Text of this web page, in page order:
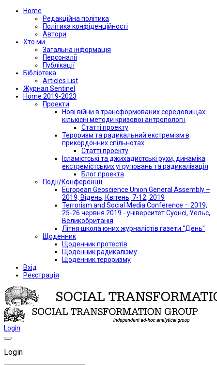
Home
Редакційна політика
Політика конфіденційності
Автори
Хто ми
Загальна інформація
Персоналії
Публікації
Бібліотека
Articles List
Журнал Sentinel
Home 2019-2023
Проекти
Нові війни в трансформованих середовищах:
кількісні методи кризової антропології
Статті проекту
Тероризм та радикальний екстремізм в
прикордонних спільнотах
Статті проекту
Ісламістські та джихадистські рухи, динаміка
екстремістських угруповань та радикалізація
Блог проекта
Події/Конференції
European Geoscience Union General Assembly –
2019, Відень, Квітень, 7-12, 2019
Terrorism and Social Media Conference – 2019,
25-26 червня 2019 - університет Суонсі, Уельс,
Великобританія
Літня школа юних журналістів газети "День"
Щоденник
Щоденник протестів
Щоденник радикалізму
Щоденник тероризму
Вхід
Реєстрація
Login
Login